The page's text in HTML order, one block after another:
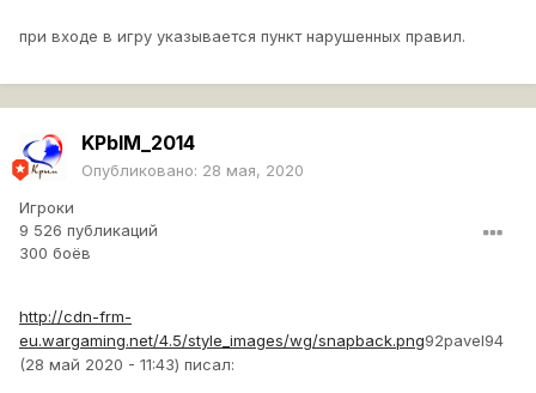
при входе в игру указывается пункт нарушенных правил.
KPbIM_2014
Опубликовано: 28 мая, 2020
Игроки
9 526 публикаций
300 боёв
http://cdn-frm-
eu.wargaming.net/4.5/style_images/wg/snapback.png92pavel94
(28 май 2020 - 11:43) писал: